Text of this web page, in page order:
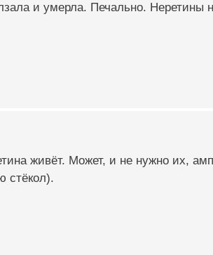
и умерла. Печально. Неретины
живёт. Может, и не нужно их,
стёкол).